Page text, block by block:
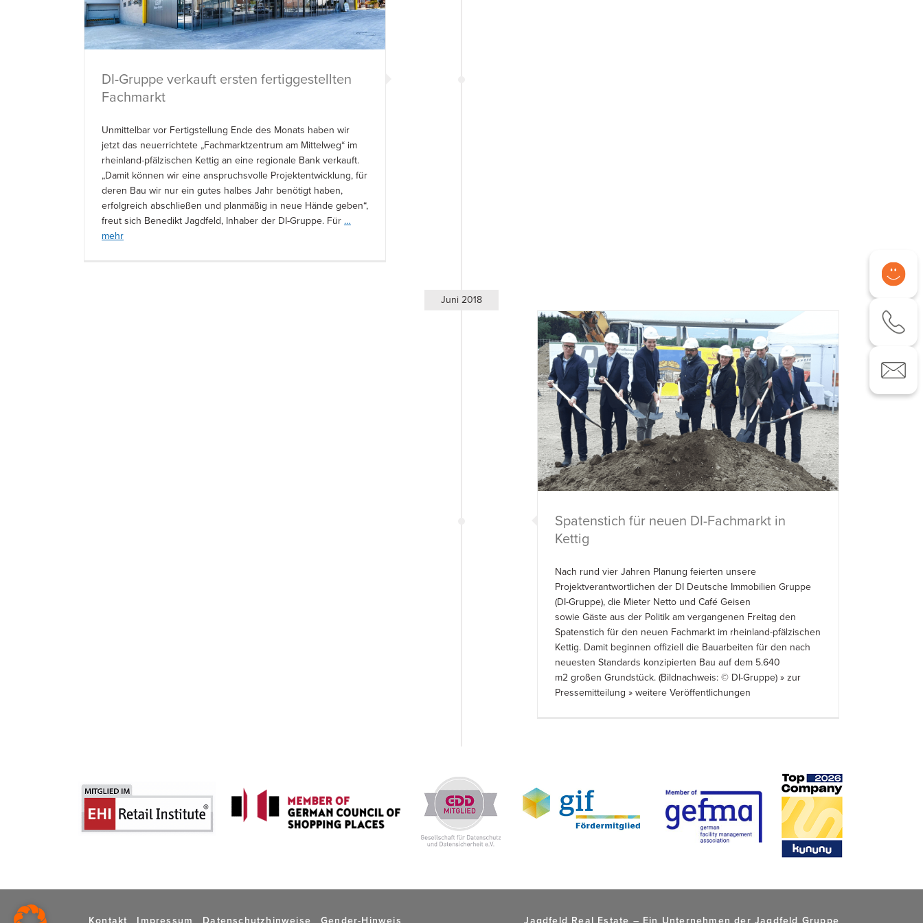
DI-Gruppe verkauft ersten fertiggestellten
Fachmarkt
Unmittelbar vor Fertigstellung Ende des Monats haben wir
jetzt das neuerrichtete „Fachmarktzentrum am Mittelweg“ im
rheinland-pfälzischen Kettig an eine regionale Bank verkauft.
„Damit können wir eine anspruchsvolle Projektentwicklung, für
deren Bau wir nur ein gutes halbes Jahr benötigt haben,
erfolgreich abschließen und planmäßig in neue Hände geben“,
freut sich Benedikt Jagdfeld, Inhaber der DI-Gruppe. Für …
mehr
Juni 2018
Spatenstich für neuen DI-Fachmarkt in
Kettig
Nach rund vier Jahren Planung feierten unsere
Projektverantwortlichen der DI Deutsche Immobilien Gruppe
(DI-Gruppe), die Mieter Netto und Café Geisen
sowie Gäste aus der Politik am vergangenen Freitag den
Spatenstich für den neuen Fachmarkt im rheinland-pfälzischen
Kettig. Damit beginnen offiziell die Bauarbeiten für den nach
neuesten Standards konzipierten Bau auf dem 5.640
m2 großen Grundstück. (Bildnachweis: © DI-Gruppe) » zur
Pressemitteilung » weitere Veröffentlichungen
Kontakt Impressum Datenschutzhinweise Gender-Hinweis Jagdfeld Real Estate – Ein Unternehmen der Jagdfeld Gruppe